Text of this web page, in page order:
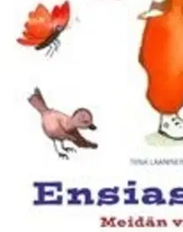
Lapsen ensimmäiset vuodet
uuden oppimista joka hetki.
paljon ihmetystä ja arjen
ajatuksien kirjaaminen
jolloin kaikki oli aivan uutta.
valmis rakkaudella
ensimmäisten vuosien
ensimmäisiin päiviin kotona,
ensimmäisiin lausuttuihin
syntymään ja ensimmäiseen
aloittamiseen asti. Iloinen
Tilaa on varattu myös omille